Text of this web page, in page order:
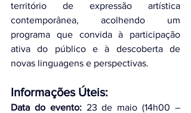
território de expressão artística
contemporânea, acolhendo um
programa que convida à participação
ativa do público e à descoberta de
novas linguagens e perspectivas.
Informações Úteis:
Data do evento: 23 de maio (14h00 –